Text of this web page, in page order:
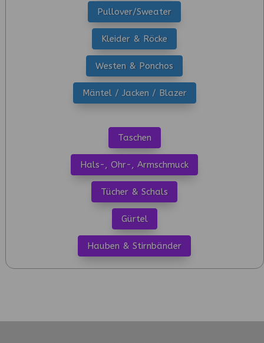
Pullover/Sweater
Kleider & Röcke
Westen & Ponchos
Mäntel / Jacken / Blazer
Taschen
Hals-, Ohr-, Armschmuck
Tücher & Schals
Gürtel
Hauben & Stirnbänder